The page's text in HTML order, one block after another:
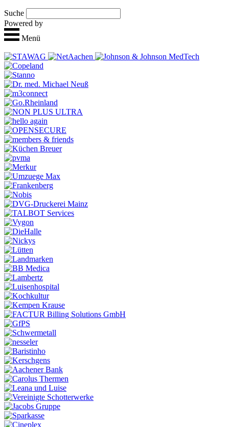
Suche
Powered by
Menü